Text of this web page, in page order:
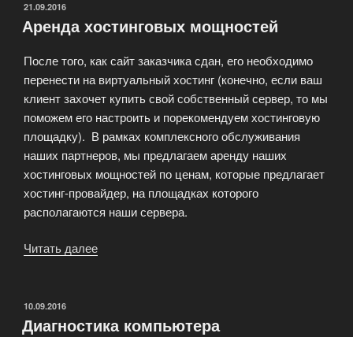
ОПУБЛИКОВАНО
21.09.2016
Аренда хостинговых мощностей
После того, как сайт заказчика сдан, его необходимо
перенести на виртуальный хостинг (конечно, если ваш
клиент захочет купить свой собственный сервер, то мы
поможем его настроить и порекомендуем хостинговую
площадку). В рамках комплексного обслуживания
наших партнеров, мы предлагаем аренду наших
хостинговых мощностей по ценам, которые предлагает
хостинг-провайдер, на площадках которого
располагаются наши сервера.
Читать далее
ОПУБЛИКОВАНО
10.09.2016
Диагностика компьютера